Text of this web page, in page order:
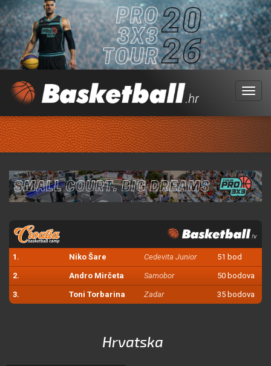
Menu
1. Niko Šare Cedevita Junior 51 bod
2. Andro Mirčeta Samobor 50 bodova
3. Toni Torbarina Zadar 35 bodova
Hrvatska